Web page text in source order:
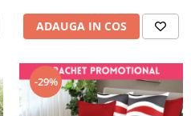
ADAUGA IN COS
-29%